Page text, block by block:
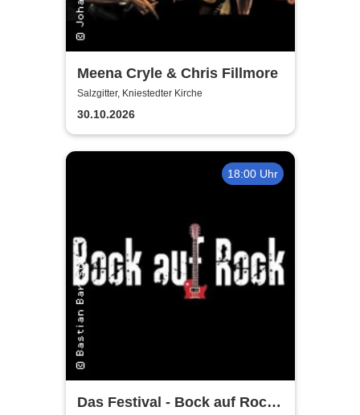
Meena Cryle & Chris Fillmore
Salzgitter, Kniestedter Kirche
30.10.2026
18:00 Uhr
Das Festival - Bock auf Rock